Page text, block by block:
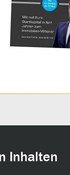
Inhalten